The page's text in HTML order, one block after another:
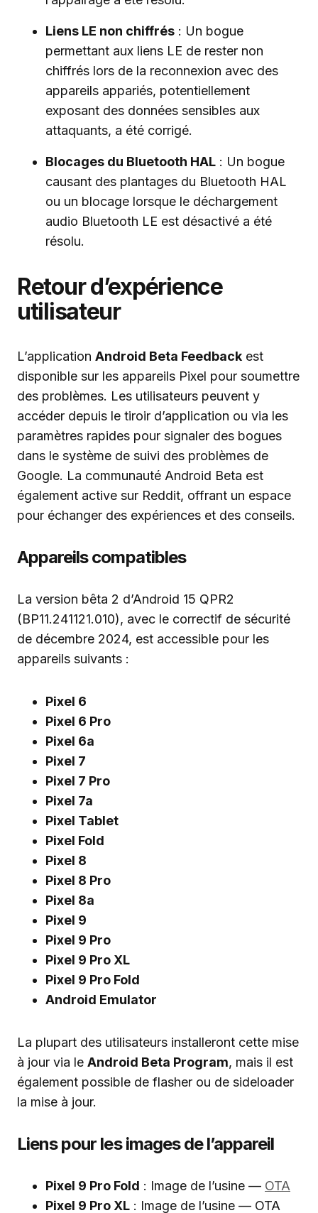
Liens LE non chiffrés : Un bogue
permettant aux liens LE de rester non
chiffrés lors de la reconnexion avec des
appareils appariés, potentiellement
exposant des données sensibles aux
attaquants, a été corrigé.
Blocages du Bluetooth HAL : Un bogue
causant des plantages du Bluetooth HAL
ou un blocage lorsque le déchargement
audio Bluetooth LE est désactivé a été
résolu.
Retour d’expérience
utilisateur
L’application Android Beta Feedback est
disponible sur les appareils Pixel pour soumettre
des problèmes. Les utilisateurs peuvent y
accéder depuis le tiroir d’application ou via les
paramètres rapides pour signaler des bogues
dans le système de suivi des problèmes de
Google. La communauté Android Beta est
également active sur Reddit, offrant un espace
pour échanger des expériences et des conseils.
Appareils compatibles
La version bêta 2 d’Android 15 QPR2
(BP11.241121.010), avec le correctif de sécurité
de décembre 2024, est accessible pour les
appareils suivants :
Pixel 6
Pixel 6 Pro
Pixel 6a
Pixel 7
Pixel 7 Pro
Pixel 7a
Pixel Tablet
Pixel Fold
Pixel 8
Pixel 8 Pro
Pixel 8a
Pixel 9
Pixel 9 Pro
Pixel 9 Pro XL
Pixel 9 Pro Fold
Android Emulator
La plupart des utilisateurs installeront cette mise
à jour via le Android Beta Program, mais il est
également possible de flasher ou de sideloader
la mise à jour.
Liens pour les images de l’appareil
Pixel 9 Pro Fold : Image de l’usine — OTA
Pixel 9 Pro XL : Image de l’usine — OTA